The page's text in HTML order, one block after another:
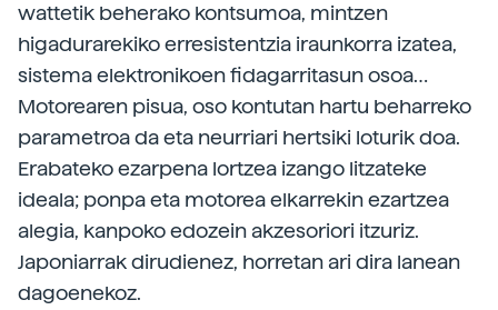
wattetik beherako kontsumoa, mintzen
higadurarekiko erresistentzia iraunkorra izatea,
sistema elektronikoen fidagarritasun osoa…
Motorearen pisua, oso kontutan hartu beharreko
parametroa da eta neurriari hertsiki loturik doa.
Erabateko ezarpena lortzea izango litzateke
ideala; ponpa eta motorea elkarrekin ezartzea
alegia, kanpoko edozein akzesoriori itzuriz.
Japoniarrak dirudienez, horretan ari dira lanean
dagoenekoz.